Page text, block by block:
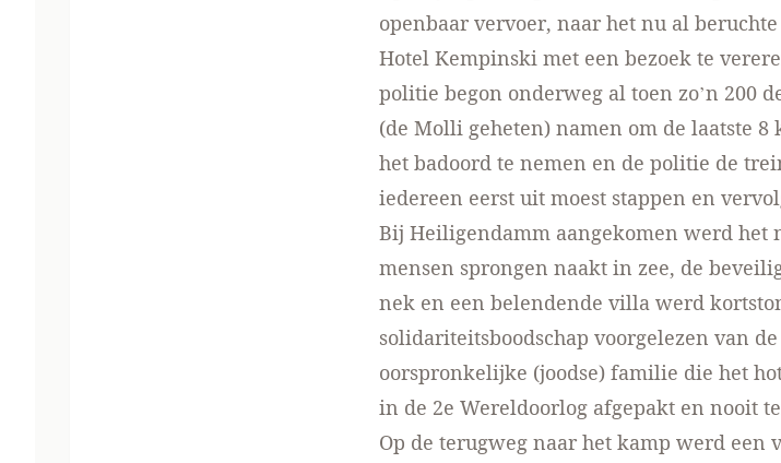
openbaar vervoer, naar het nu al
Hotel Kempinski met een bezoek te
politie begon onderweg al toen zo’n 200
(de Molli geheten) namen om de laatste
het badoord te nemen en de politie de
iedereen eerst uit moest stappen en
Bij Heiligendamm aangekomen werd het
mensen sprongen naakt in zee, de
nek en een belendende villa werd
solidariteitsboodschap voorgelezen van
oorspronkelijke (joodse) familie die het
in de 2e Wereldoorlog afgepakt en nooit
Op de terugweg naar het kamp werd een